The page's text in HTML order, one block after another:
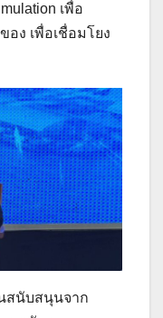
เพื่อ
อง เพื่อเชื่อมโยง
สนับสนุนจาก